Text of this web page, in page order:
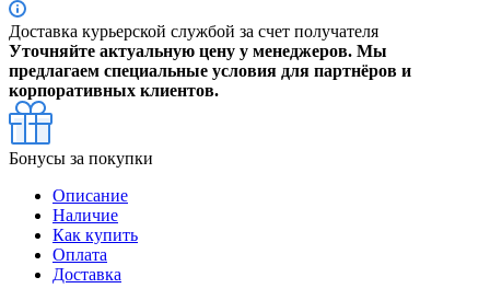
Доставка курьерской службой за счет получателя
Уточняйте актуальную цену у менеджеров. Мы
предлагаем специальные условия для партнёров и
корпоративных клиентов.
Бонусы за покупки
Описание
Наличие
Как купить
Оплата
Доставка